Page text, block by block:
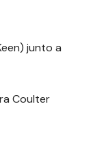
junto a
Coulter